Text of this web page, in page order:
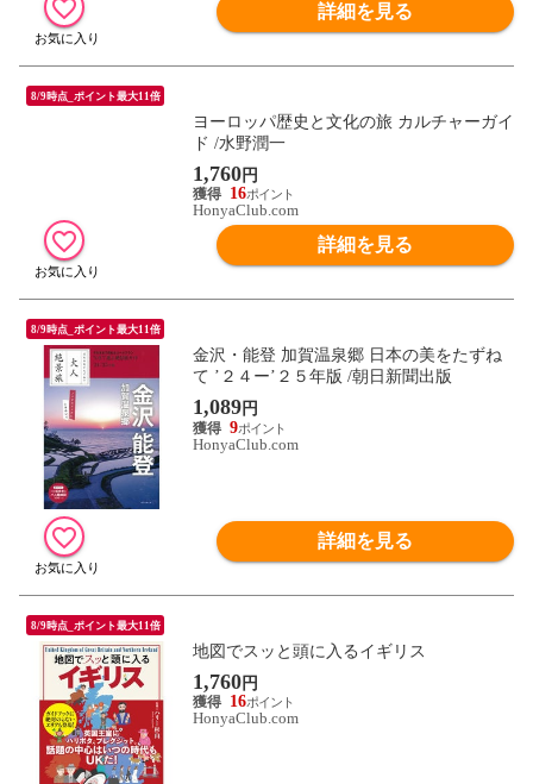
詳細を見る
8/9時点_ポイント最大11倍
ヨーロッパ歴史と文化の旅 カルチャーガイ
ド /水野潤一
1,760円
16
HonyaClub.com
詳細を見る
8/9時点_ポイント最大11倍
金沢・能登 加賀温泉郷 日本の美をたずね
て ’２４ー’２５年版 /朝日新聞出版
1,089円
9
HonyaClub.com
詳細を見る
8/9時点_ポイント最大11倍
地図でスッと頭に入るイギリス
1,760円
16
HonyaClub.com